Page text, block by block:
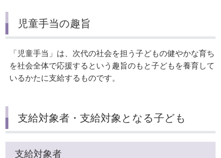
児童手当の趣旨
「児童手当」は、次代の社会を担う子どもの健やかな育ち
を社会全体で応援するという趣旨のもと子どもを養育して
いるかたに支給するものです。
支給対象者・支給対象となる子ども
支給対象者